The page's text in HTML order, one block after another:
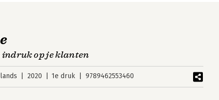
indruk op je klanten
2020 1e druk 9789462553460